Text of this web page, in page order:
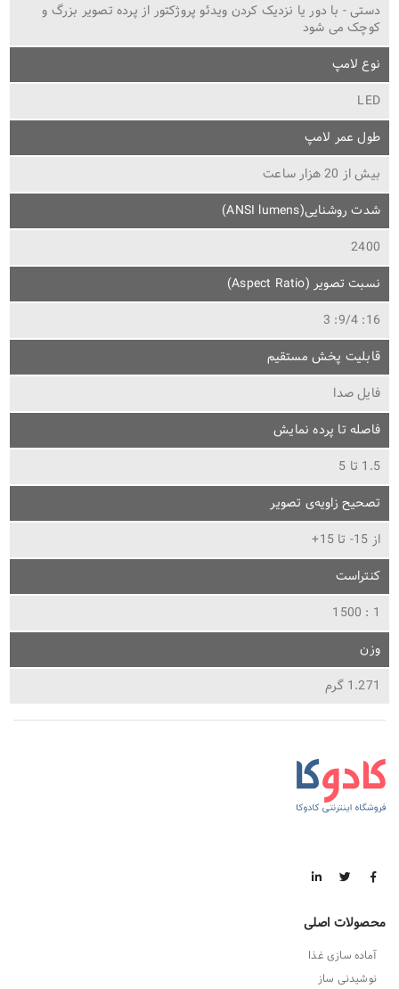
دستی - با دور یا نزدیک کردن ویدئو پروژکتور از پرده تصویر بزرگ و
کوچک می شود
نوع لامپ
LED
طول عمر لامپ
بیش از 20 هزار ساعت
شدت روشنایی(ANSI lumens)
2400
نسبت تصویر (Aspect Ratio)
16: 9/4: 3
قابلیت پخش مستقیم
فایل صدا
فاصله تا پرده نمایش
1.5 تا 5
تصحیح زاویه‌ی تصویر
از 15- تا 15+
کنتراست
1 : 1500
وزن
1.271 گرم
محصولات اصلی
آماده سازی غذا
نوشیدنی ساز